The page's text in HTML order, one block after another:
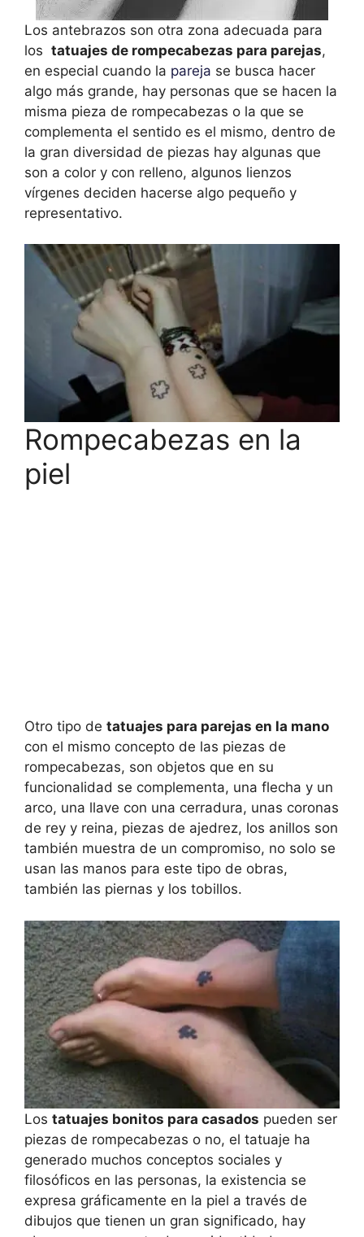
Los antebrazos son otra zona adecuada para
los tatuajes de rompecabezas para parejas,
en especial cuando la pareja se busca hacer
algo más grande, hay personas que se hacen la
misma pieza de rompecabezas o la que se
complementa el sentido es el mismo, dentro de
la gran diversidad de piezas hay algunas que
son a color y con relleno, algunos lienzos
vírgenes deciden hacerse algo pequeño y
representativo.
Rompecabezas en la
piel
Otro tipo de tatuajes para parejas en la mano
con el mismo concepto de las piezas de
rompecabezas, son objetos que en su
funcionalidad se complementa, una flecha y un
arco, una llave con una cerradura, unas coronas
de rey y reina, piezas de ajedrez, los anillos son
también muestra de un compromiso, no solo se
usan las manos para este tipo de obras,
también las piernas y los tobillos.
Los tatuajes bonitos para casados pueden ser
piezas de rompecabezas o no, el tatuaje ha
generado muchos conceptos sociales y
filosóficos en las personas, la existencia se
expresa gráficamente en la piel a través de
dibujos que tienen un gran significado, hay